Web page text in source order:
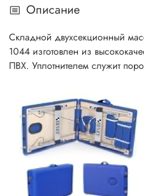
Описание
Складной двухсекционный
1044 изготовлен из
ПВХ. Уплотнителем служит